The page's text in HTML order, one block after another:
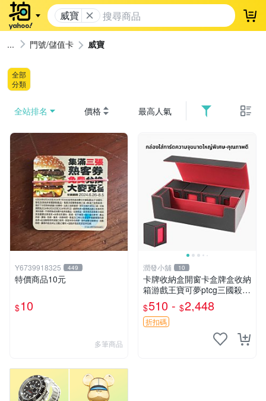
威寶 登
門號/儲值卡 威寶
全部
分類
全站排名 價格 最高人氣
Y6739918325 449
特價商品10元
$10
多筆商品
潤發小舖 10
卡牌收納盒開窗卡盒牌盒收納
箱游戲王寶可夢ptcg三國殺海
賊王dtcg
$510 - $2,448
折扣碼